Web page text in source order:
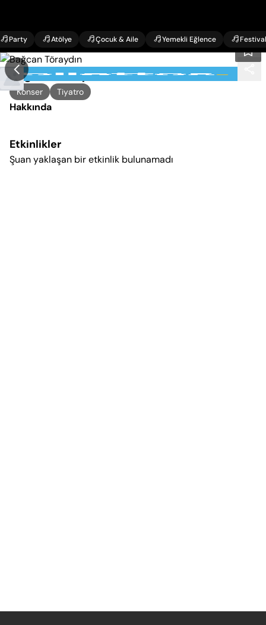
Party Atölye Çocuk & Aile Yemekli Eğlence Festival
Bağcan Töraydın
Konser Tiyatro
Hakkında
Etkinlikler
Şuan yaklaşan bir etkinlik bulunamadı